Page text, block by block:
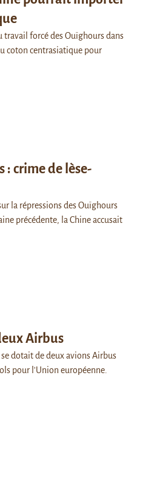
travail forcé des Ouïghours dans
coton centrasiatique pour
: crime de lèse-
la répressions des Ouïghours
précédente, la Chine accusait
Airbus
dotait de deux avions Airbus
pour l'Union européenne.